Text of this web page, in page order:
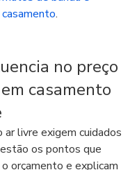
.
no preço
casamento
ar livre exigem cuidados
os pontos que
orçamento e explicam